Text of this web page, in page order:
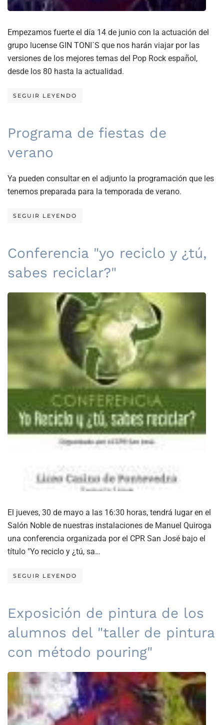
Empezamos fuerte el día 14 de junio con la actuación del
grupo lucense GIN TONI´S que nos harán viajar por las
versiones de los mejores temas del Pop Rock español,
desde los 80 hasta la actualidad.
SEGUIR LEYENDO
Programa de fiestas de
verano
Ya pueden consultar en el adjunto la programación que les
tenemos preparada para la temporada de verano.
SEGUIR LEYENDO
Conferencia "yo reciclo y ¿tú,
sabes reciclar?"
El jueves, 30 de mayo a las 16:30 horas, tendrá lugar en el
Salón Noble de nuestras instalaciones de Manuel Quiroga
una conferencia organizada por el CPR San José bajo el
título "Yo reciclo y ¿tú, sa…
SEGUIR LEYENDO
Exposición de pintura de los
alumnos del "taller de pintura
con método pouring"